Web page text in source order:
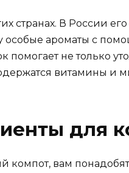
странах. В России его
ароматы с
помогает не только
витамины и
для
компот, вам